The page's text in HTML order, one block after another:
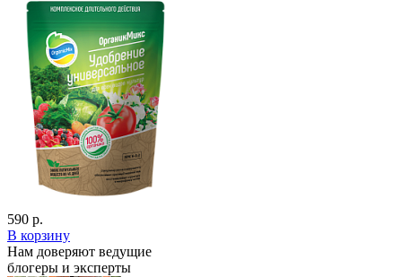
590 р.
В корзину
Нам доверяют ведущие
блогеры и эксперты